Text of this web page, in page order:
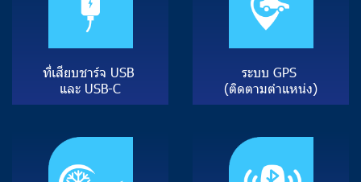
ที่เสียบชาร์จ USB
และ USB-C
ระบบ GPS
(ติดตามตําแหน่ง)